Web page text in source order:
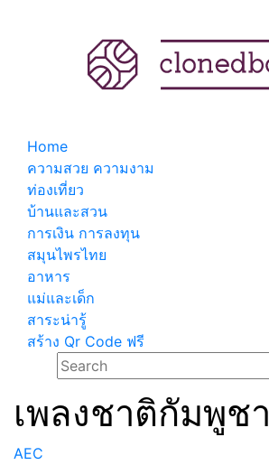
Home
ความสวย ความงาม
ท่องเที่ยว
บ้านและสวน
การเงิน การลงทุน
สมุนไพรไทย
อาหาร
แม่และเด็ก
สาระน่ารู้
สร้าง Qr Code ฟรี
เพลงชาติกัมพูชา
AEC